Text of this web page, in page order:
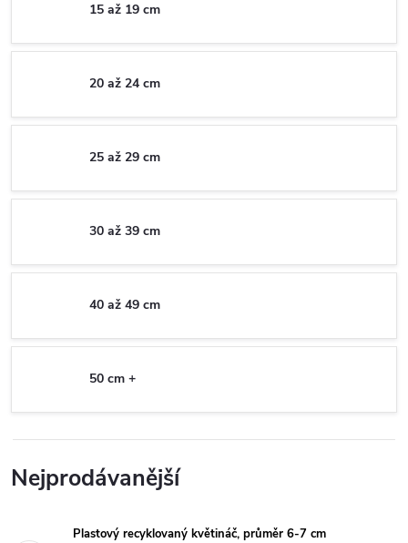
15 až 19 cm
20 až 24 cm
25 až 29 cm
30 až 39 cm
40 až 49 cm
50 cm +
Nejprodávanější
Plastový recyklovaný květináč, průměr 6-7 cm